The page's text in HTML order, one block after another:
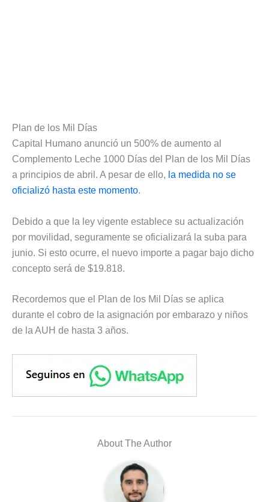
Plan de los Mil Días
Capital Humano anunció un 500% de aumento al
Complemento Leche 1000 Días del Plan de los Mil Días
a principios de abril. A pesar de ello, la medida no se
oficializó hasta este momento.
Debido a que la ley vigente establece su actualización
por movilidad, seguramente se oficializará la suba para
junio. Si esto ocurre, el nuevo importe a pagar bajo dicho
concepto será de $19.818.
Recordemos que el Plan de los Mil Días se aplica
durante el cobro de la asignación por embarazo y niños
de la AUH de hasta 3 años.
About The Author